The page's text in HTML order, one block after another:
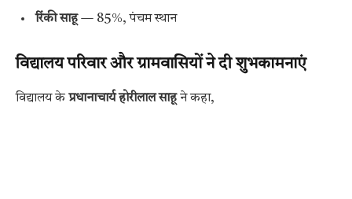
रिंकी साहू— 85%, पंचम स्थान
विद्यालय परिवार और ग्रामवासियों ने दी शुभकामनाएं
विद्यालय के प्रधानाचार्य होरीलाल साहूने कहा,